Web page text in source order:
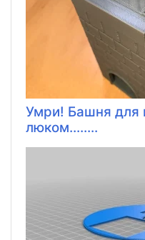
Умри! Башня для
люком........